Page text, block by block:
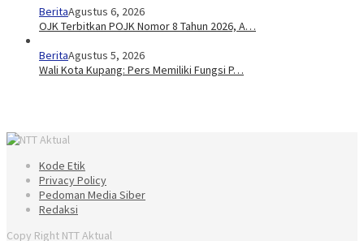
BeritaAgustus 6, 2026
OJK Terbitkan POJK Nomor 8 Tahun 2026, A…
BeritaAgustus 5, 2026
Wali Kota Kupang: Pers Memiliki Fungsi P…
Kode Etik
Privacy Policy
Pedoman Media Siber
Redaksi
Copy Right NTT Aktual